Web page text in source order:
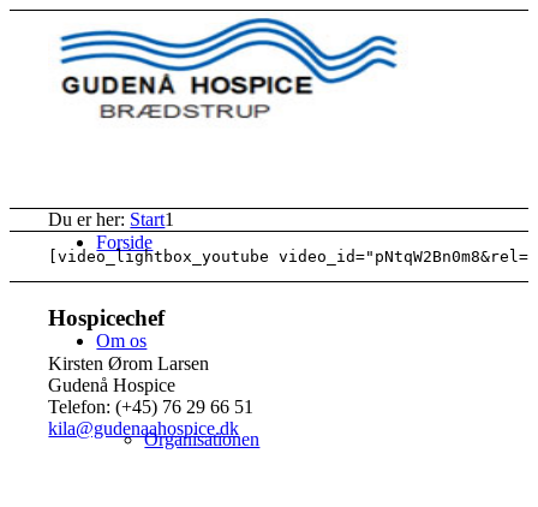
Forside
Om os
Organisationen
Du er her: Start1
Hospicechef
Kirsten Ørom Larsen
Gudenå Hospice
Telefon: (+45) 76 29 66 51
kila@gudenaahospice.dk